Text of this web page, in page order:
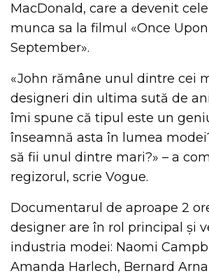
MacDonald, care a devenit
munca sa la filmul «Once
September».
«John rămâne unul dintre cei
designeri din ultima sută de
îmi spune că tipul este un
înseamnă asta în lumea
să fii unul dintre mari?» – a
regizorul, scrie Vogue.
Documentarul de aproape 2
designer are în rol principal și
industria modei: Naomi
Amanda Harlech, Bernard